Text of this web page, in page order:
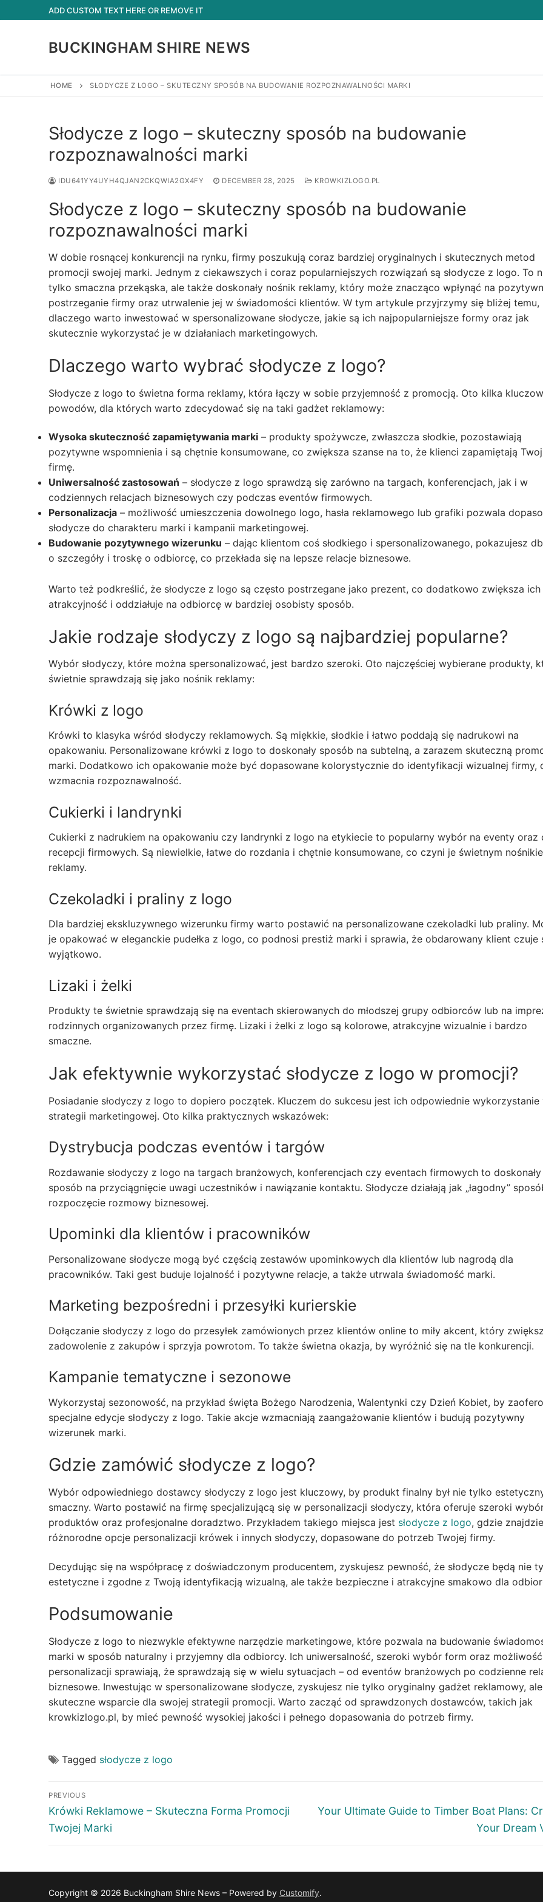
to
ADD CUSTOM TEXT HERE OR REMOVE IT
BUCKINGHAM SHIRE NEWS
HOME SŁODYCZE Z LOGO – SKUTECZNY SPOSÓB NA BUDOWANIE ROZPOZNAWALNOŚCI MARKI
Słodycze z logo – skuteczny sposób na budowanie
rozpoznawalności marki
IDU641YY4UYH4QJAN2CKQWIA2GX4FY DECEMBER 28, 2025 KROWKIZLOGO.PL
Słodycze z logo – skuteczny sposób na budowanie
rozpoznawalności marki
W dobie rosnącej konkurencji na rynku, firmy poszukują coraz bardziej oryginalnych i skutecznych metod
promocji swojej marki. Jednym z ciekawszych i coraz popularniejszych rozwiązań są słodycze z logo. To
tylko smaczna przekąska, ale także doskonały nośnik reklamy, który może znacząco wpłynąć na
postrzeganie firmy oraz utrwalenie jej w świadomości klientów. W tym artykule przyjrzymy się bliżej temu,
dlaczego warto inwestować w spersonalizowane słodycze, jakie są ich najpopularniejsze formy oraz jak
skutecznie wykorzystać je w działaniach marketingowych.
Dlaczego warto wybrać słodycze z logo?
Słodycze z logo to świetna forma reklamy, która łączy w sobie przyjemność z promocją. Oto kilka
powodów, dla których warto zdecydować się na taki gadżet reklamowy:
Wysoka skuteczność zapamiętywania marki – produkty spożywcze, zwłaszcza słodkie, pozostawiają
pozytywne wspomnienia i są chętnie konsumowane, co zwiększa szanse na to, że klienci zapamiętają
firmę.
Uniwersalność zastosowań – słodycze z logo sprawdzą się zarówno na targach, konferencjach, jak i w
codziennych relacjach biznesowych czy podczas eventów firmowych.
Personalizacja – możliwość umieszczenia dowolnego logo, hasła reklamowego lub grafiki pozwala
słodycze do charakteru marki i kampanii marketingowej.
Budowanie pozytywnego wizerunku – dając klientom coś słodkiego i spersonalizowanego, pokazujesz
o szczegóły i troskę o odbiorcę, co przekłada się na lepsze relacje biznesowe.
Warto też podkreślić, że słodycze z logo są często postrzegane jako prezent, co dodatkowo zwiększa ich
atrakcyjność i oddziałuje na odbiorcę w bardziej osobisty sposób.
Jakie rodzaje słodyczy z logo są najbardziej popularne?
Wybór słodyczy, które można spersonalizować, jest bardzo szeroki. Oto najczęściej wybierane produkty,
świetnie sprawdzają się jako nośnik reklamy:
Krówki z logo
Krówki to klasyka wśród słodyczy reklamowych. Są miękkie, słodkie i łatwo poddają się nadrukowi na
opakowaniu. Personalizowane krówki z logo to doskonały sposób na subtelną, a zarazem skuteczną
marki. Dodatkowo ich opakowanie może być dopasowane kolorystycznie do identyfikacji wizualnej firmy,
wzmacnia rozpoznawalność.
Cukierki i landrynki
Cukierki z nadrukiem na opakowaniu czy landrynki z logo na etykiecie to popularny wybór na eventy oraz
recepcji firmowych. Są niewielkie, łatwe do rozdania i chętnie konsumowane, co czyni je świetnym
reklamy.
Czekoladki i praliny z logo
Dla bardziej ekskluzywnego wizerunku firmy warto postawić na personalizowane czekoladki lub praliny.
je opakować w eleganckie pudełka z logo, co podnosi prestiż marki i sprawia, że obdarowany klient czuje
wyjątkowo.
Lizaki i żelki
Produkty te świetnie sprawdzają się na eventach skierowanych do młodszej grupy odbiorców lub na
rodzinnych organizowanych przez firmę. Lizaki i żelki z logo są kolorowe, atrakcyjne wizualnie i bardzo
smaczne.
Jak efektywnie wykorzystać słodycze z logo w promocji?
Posiadanie słodyczy z logo to dopiero początek. Kluczem do sukcesu jest ich odpowiednie wykorzystanie
strategii marketingowej. Oto kilka praktycznych wskazówek:
Dystrybucja podczas eventów i targów
Rozdawanie słodyczy z logo na targach branżowych, konferencjach czy eventach firmowych to doskonały
sposób na przyciągnięcie uwagi uczestników i nawiązanie kontaktu. Słodycze działają jak „łagodny”
rozpoczęcie rozmowy biznesowej.
Upominki dla klientów i pracowników
Personalizowane słodycze mogą być częścią zestawów upominkowych dla klientów lub nagrodą dla
pracowników. Taki gest buduje lojalność i pozytywne relacje, a także utrwala świadomość marki.
Marketing bezpośredni i przesyłki kurierskie
Dołączanie słodyczy z logo do przesyłek zamówionych przez klientów online to miły akcent, który
zadowolenie z zakupów i sprzyja powrotom. To także świetna okazja, by wyróżnić się na tle konkurencji.
Kampanie tematyczne i sezonowe
Wykorzystaj sezonowość, na przykład święta Bożego Narodzenia, Walentynki czy Dzień Kobiet, by
specjalne edycje słodyczy z logo. Takie akcje wzmacniają zaangażowanie klientów i budują pozytywny
wizerunek marki.
Gdzie zamówić słodycze z logo?
Wybór odpowiedniego dostawcy słodyczy z logo jest kluczowy, by produkt finalny był nie tylko
smaczny. Warto postawić na firmę specjalizującą się w personalizacji słodyczy, która oferuje szeroki
produktów oraz profesjonalne doradztwo. Przykładem takiego miejsca jest słodycze z logo, gdzie
różnorodne opcje personalizacji krówek i innych słodyczy, dopasowane do potrzeb Twojej firmy.
Decydując się na współpracę z doświadczonym producentem, zyskujesz pewność, że słodycze będą nie
estetyczne i zgodne z Twoją identyfikacją wizualną, ale także bezpieczne i atrakcyjne smakowo dla
Podsumowanie
Słodycze z logo to niezwykle efektywne narzędzie marketingowe, które pozwala na budowanie
marki w sposób naturalny i przyjemny dla odbiorcy. Ich uniwersalność, szeroki wybór form oraz możliwość
personalizacji sprawiają, że sprawdzają się w wielu sytuacjach – od eventów branżowych po codzienne
biznesowe. Inwestując w spersonalizowane słodycze, zyskujesz nie tylko oryginalny gadżet reklamowy,
skuteczne wsparcie dla swojej strategii promocji. Warto zacząć od sprawdzonych dostawców, takich jak
krowkizlogo.pl, by mieć pewność wysokiej jakości i pełnego dopasowania do potrzeb firmy.
Tagged słodycze z logo
Post
navigation
PREVIOUS
Previous
post:
Krówki Reklamowe – Skuteczna Forma Promocji
Twojej Marki
Next
Your Ultimate Guide to Timber Boat Plans:
Your Dream
Copyright © 2026 Buckingham Shire News – Powered by Customify.